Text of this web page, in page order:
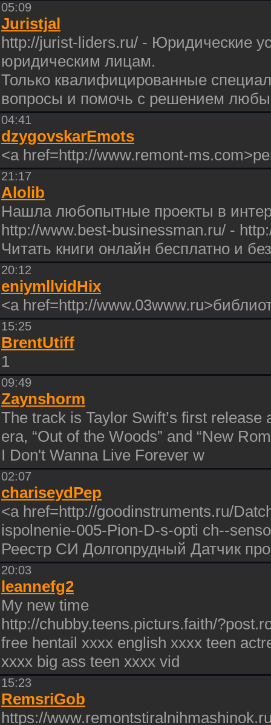
05:09
Juristjal
http://jurist-liders.ru/ - Юридические
юридическим лицам.
Только квалифицированные
вопросы и помочь с решением любы
04:41
dzygovskarEmots
<a href=http://www.remont-
21:17
Alolib
Нашла любопытные проекты в
http://www.best-businessman.ru/ -
Читать книги онлайн бесплатно и
20:12
eniymllvidHix
<a href=http://
15:25
BrentUtiff
1
09:49
Zaynshorm
The track is Taylor Swift’s first
era, “Out of the Woods” and “New
I Don't Wanna Live Forever w
02:07
chariseydPep
<a href=http://goodinstruments.ru/
ispolnenie-005-Pion-D-s-opti ch--
Реестр СИ Долгопрудный Датчик
20:03
leannefg2
My new time
http://chubby.teens.picturs.faith/
free hentail xxxx english xxxx teen
xxxx big ass teen xxxx vid
15:23
RemsriGob
https://